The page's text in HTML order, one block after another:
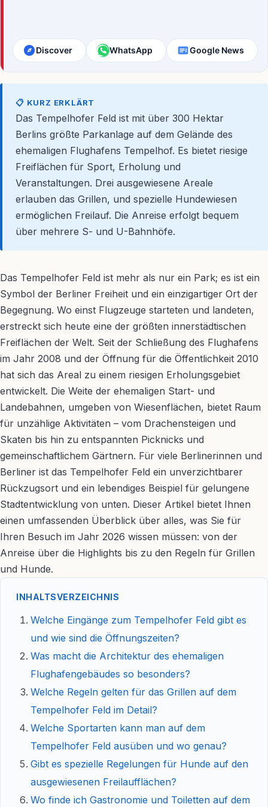
Discover WhatsApp Google News
📋 KURZ ERKLÄRT
Das Tempelhofer Feld ist mit über 300 Hektar
Berlins größte Parkanlage auf dem Gelände des
ehemaligen Flughafens Tempelhof. Es bietet riesige
Freiflächen für Sport, Erholung und
Veranstaltungen. Drei ausgewiesene Areale
erlauben das Grillen, und spezielle Hundewiesen
ermöglichen Freilauf. Die Anreise erfolgt bequem
über mehrere S- und U-Bahnhöfe.
Das Tempelhofer Feld ist mehr als nur ein Park; es ist ein
Symbol der Berliner Freiheit und ein einzigartiger Ort der
Begegnung. Wo einst Flugzeuge starteten und landeten,
erstreckt sich heute eine der größten innerstädtischen
Freiflächen der Welt. Seit der Schließung des Flughafens
im Jahr 2008 und der Öffnung für die Öffentlichkeit 2010
hat sich das Areal zu einem riesigen Erholungsgebiet
entwickelt. Die Weite der ehemaligen Start- und
Landebahnen, umgeben von Wiesenflächen, bietet Raum
für unzählige Aktivitäten – vom Drachensteigen und
Skaten bis hin zu entspannten Picknicks und
gemeinschaftlichem Gärtnern. Für viele Berlinerinnen und
Berliner ist das Tempelhofer Feld ein unverzichtbarer
Rückzugsort und ein lebendiges Beispiel für gelungene
Stadtentwicklung von unten. Dieser Artikel bietet Ihnen
einen umfassenden Überblick über alles, was Sie für
Ihren Besuch im Jahr 2026 wissen müssen: von der
Anreise über die Highlights bis zu den Regeln für Grillen
und Hunde.
INHALTSVERZEICHNIS
Welche Eingänge zum Tempelhofer Feld gibt es
und wie sind die Öffnungszeiten?
Was macht die Architektur des ehemaligen
Flughafengebäudes so besonders?
Welche Regeln gelten für das Grillen auf dem
Tempelhofer Feld im Detail?
Welche Sportarten kann man auf dem
Tempelhofer Feld ausüben und wo genau?
Gibt es spezielle Regelungen für Hunde auf den
ausgewiesenen Freilaufflächen?
Wo finde ich Gastronomie und Toiletten auf dem